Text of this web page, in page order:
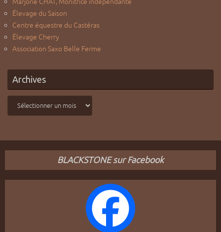
Élevage du Saison
Centre équestre du Castéras
Élevage Cherry
Association Saxo Belle Ferme
Archives
Archives
BLACKSTONE sur Facebook